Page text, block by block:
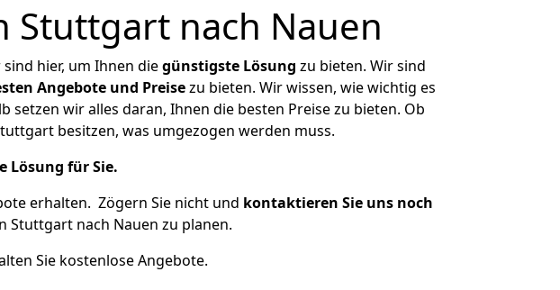
Stuttgart nach Nauen
hier, um Ihnen diegünstigste Lösung zu bieten. Wir sind
Angebote und Preisezu bieten. Wir wissen, wie wichtig es
wir alles daran, Ihnen die besten Preise zu bieten. Ob
besitzen, was umgezogen werden muss.
Lösung für Sie.
erhalten. Zögern Sie nicht und kontaktieren Sie uns noch
Stuttgart nach Nauen zu planen.
Sie kostenlose Angebote.